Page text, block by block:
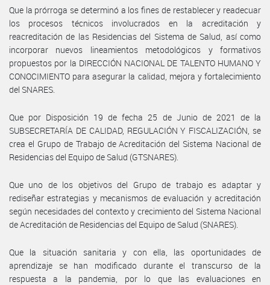
Que la prórroga se determinó a los fines de restablecer y readecuar
los procesos técnicos involucrados en la acreditación y
reacreditación de las Residencias del Sistema de Salud, así como
incorporar nuevos lineamientos metodológicos y formativos
propuestos por la DIRECCIÓN NACIONAL DE TALENTO HUMANO Y
CONOCIMIENTO para asegurar la calidad, mejora y fortalecimiento
del SNARES.
Que por Disposición 19 de fecha 25 de Junio de 2021 de la
SUBSECRETARÍA DE CALIDAD, REGULACIÓN Y FISCALIZACIÓN, se
crea el Grupo de Trabajo de Acreditación del Sistema Nacional de
Residencias del Equipo de Salud (GTSNARES).
Que uno de los objetivos del Grupo de trabajo es adaptar y
rediseñar estrategias y mecanismos de evaluación y acreditación
según necesidades del contexto y crecimiento del Sistema Nacional
de Acreditación de Residencias del Equipo de Salud (SNARES).
Que la situación sanitaria y con ella, las oportunidades de
aprendizaje se han modificado durante el transcurso de la
respuesta a la pandemia, por lo que las evaluaciones en